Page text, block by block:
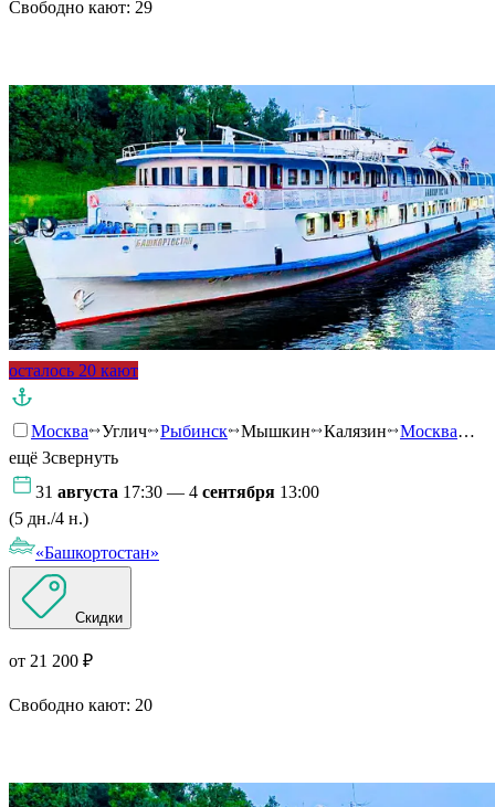
Свободно кают: 29
осталось 20 кают
Москва Углич Рыбинск Мышкин Калязин Москва…
ещё 3свернуть
31 августа 17:30 — 4 сентября 13:00
(5 дн./4 н.)
«Башкортостан»
Скидки
от 21 200 ₽
Свободно кают: 20